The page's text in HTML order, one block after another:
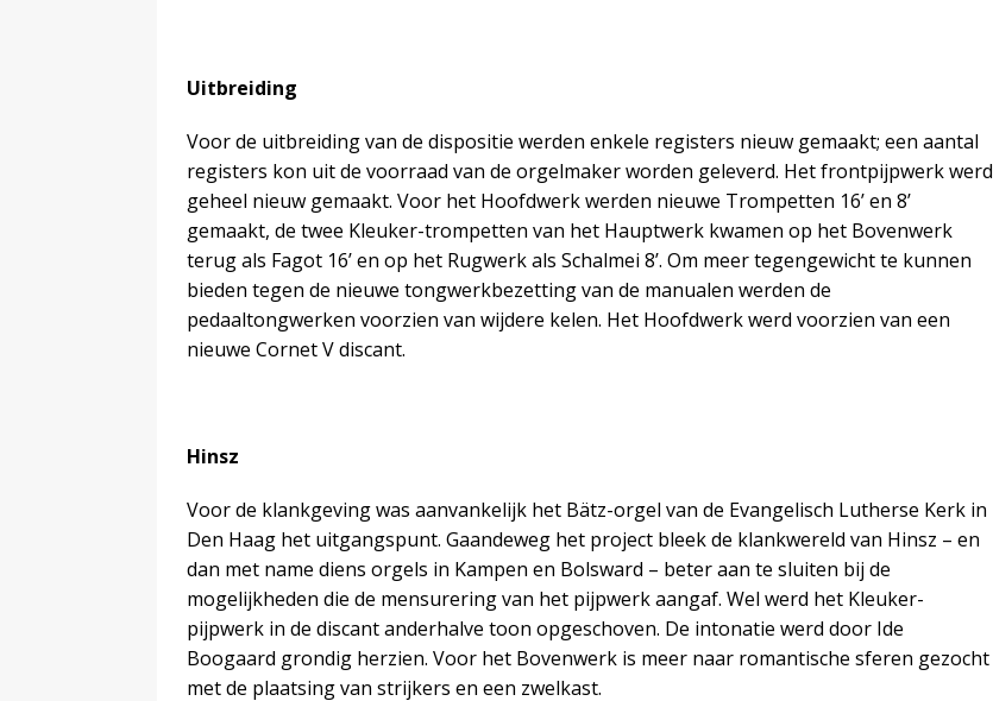
Uitbreiding
Voor de uitbreiding van de dispositie werden enkele registers nieuw gemaakt; een aantal
registers kon uit de voorraad van de orgelmaker worden geleverd. Het frontpijpwerk werd
geheel nieuw gemaakt. Voor het Hoofdwerk werden nieuwe Trompetten 16’ en 8’
gemaakt, de twee Kleuker-trompetten van het Hauptwerk kwamen op het Bovenwerk
terug als Fagot 16’ en op het Rugwerk als Schalmei 8’. Om meer tegengewicht te kunnen
bieden tegen de nieuwe tongwerkbezetting van de manualen werden de
pedaaltongwerken voorzien van wijdere kelen. Het Hoofdwerk werd voorzien van een
nieuwe Cornet V discant.
Hinsz
Voor de klankgeving was aanvankelijk het Bätz-orgel van de Evangelisch Lutherse Kerk in
Den Haag het uitgangspunt. Gaandeweg het project bleek de klankwereld van Hinsz – en
dan met name diens orgels in Kampen en Bolsward – beter aan te sluiten bij de
mogelijkheden die de mensurering van het pijpwerk aangaf. Wel werd het Kleuker-
pijpwerk in de discant anderhalve toon opgeschoven. De intonatie werd door Ide
Boogaard grondig herzien. Voor het Bovenwerk is meer naar romantische sferen gezocht
met de plaatsing van strijkers en een zwelkast.